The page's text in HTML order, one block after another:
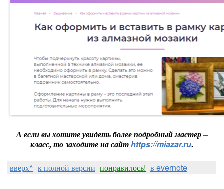
А если вы хотите увидеть более подробный мастер –
класс, то заходите на сайтhttps://miazar.ru.
вверх^ к полной версии понравилось! в evernote